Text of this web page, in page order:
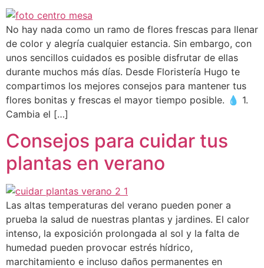
No hay nada como un ramo de flores frescas para llenar
de color y alegría cualquier estancia. Sin embargo, con
unos sencillos cuidados es posible disfrutar de ellas
durante muchos más días. Desde Floristería Hugo te
compartimos los mejores consejos para mantener tus
flores bonitas y frescas el mayor tiempo posible. 💧 1.
Cambia el […]
Consejos para cuidar tus
plantas en verano
Las altas temperaturas del verano pueden poner a
prueba la salud de nuestras plantas y jardines. El calor
intenso, la exposición prolongada al sol y la falta de
humedad pueden provocar estrés hídrico,
marchitamiento e incluso daños permanentes en